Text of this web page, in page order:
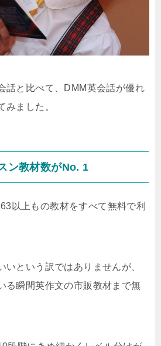
話と比べて、DMM英会話が優れ
みました。
ン教材数がNo. 1
以上もの教材をすべて無料で利
いという訳ではありませんが、
る瞬間英作文の市販教材まで無